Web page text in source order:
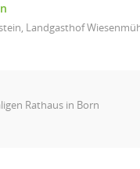
Landgasthof
Rathaus in Born